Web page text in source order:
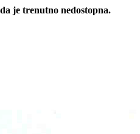
je trenutno nedostopna.